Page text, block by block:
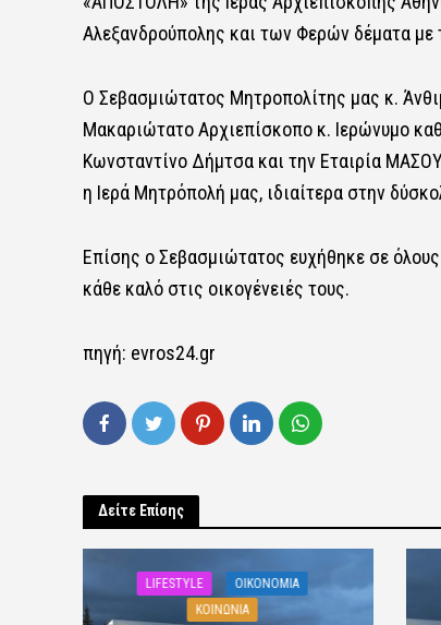
Αλεξανδρούπολης και των Φερών δέματα με
Ο Σεβασμιώτατος Μητροπολίτης μας κ.
Μακαριώτατο Αρχιεπίσκοπο κ. Ιερώνυμο
Κωνσταντίνο Δήμτσα και την Εταιρία
η Ιερά Μητρόπολή μας, ιδιαίτερα στην
Επίσης ο Σεβασμιώτατος ευχήθηκε σε
κάθε καλό στις οικογένειές τους.
πηγή: evros24.gr
Δείτε Επίσης
LIFESTYLE
OIKONOMIA
ΚΟΙΝΩΝΙΑ